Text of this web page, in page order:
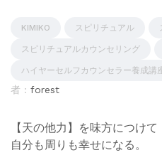
KIMIKO スピリチュアル
スピリチュアルカウンセリング
ハイヤーセルフカウンセラー養成講
者 : forest
【天の他力】を味方につけて
自分も周りも幸せになる。